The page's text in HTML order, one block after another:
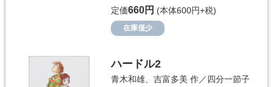
定価660円 (本体600円+税)
在庫僅少
ハードル2
青木和雄 吉富多美 作／四分一節子